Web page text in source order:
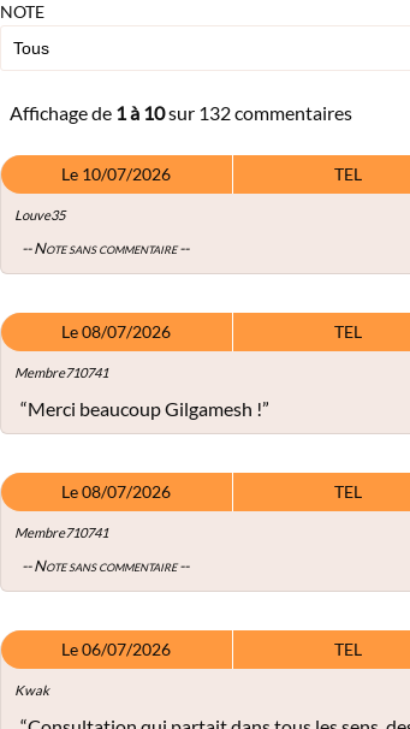
NOTE
Affichage de 1 à 10sur 132 commentaires
Le 10/07/2026 TEL
Louve35
-- Note sans commentaire --
Le 08/07/2026 TEL
Membre710741
“Merci beaucoup Gilgamesh !”
Le 08/07/2026 TEL
Membre710741
-- Note sans commentaire --
Le 06/07/2026 TEL
Kwak